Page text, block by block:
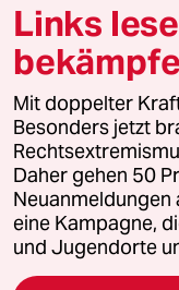
© 2026 taz Verlags
Alle Rechte vorbehalten.
wenden Sie sich bitte an
Feedback
Leitlinie Informant
Links
Mit doppelter
Besonders jetzt
Daher gehen 50
Neuanmeldungen
eine Kampagne,
und Jugendorte